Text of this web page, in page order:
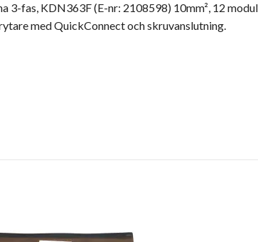
3-fas, KDN363F (E-nr: 2108598) 10mm², 12
med QuickConnect och skruvanslutning.